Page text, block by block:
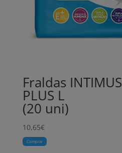
Fraldas INTIMUS
PLUS L
(20 uni)
10,65€
Comprar